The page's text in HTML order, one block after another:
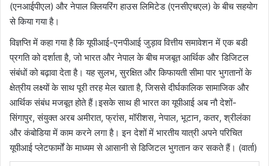
(एनआईपीएल) और नेपाल क्लियरिंग हाउस लिमिटेड (एनसीएचएल) के बीच सहयोग
से किया गया है।
विज्ञप्ति में कहा गया है कि यूपीआई-एनपीआई जुड़ाव वित्तीय समावेशन में एक बडी
प्रगति को दर्शाता है, जो भारत और नेपाल के बीच मजबूत आर्थिक और डिजिटल
संबंधों को बढ़ावा देता है। यह सुलभ, सुरक्षित और किफायती सीमा पार भुगतानों के
क्षेत्रीय लक्ष्यों के साथ पूरी तरह मेल खाता है, जिससे दीर्घकालिक सामाजिक और
आर्थिक संबंध मजबूत होते हैं।इसके साथ ही भारत का यूपीआई अब नौ देशों-
सिंगापुर, संयुक्त अरब अमीरात, फ्रांस, मॉरीशस, नेपाल, भूटान, कतर, श्रीलंका
और कंबोडिया में काम करने लगा है। इन देशों में भारतीय यात्री अपने परिचित
यूपीआई प्लेटफार्मों के माध्यम से आसानी से डिजिटल भुगतान कर सकते हैं। (वार्ता)